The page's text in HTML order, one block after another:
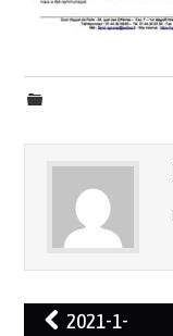
Navigation
2021-1-